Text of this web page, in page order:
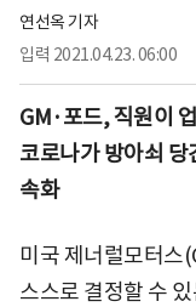
연선옥 기자
입력 2021.04.23. 06:00
GM·포드, 직원이
코로나가 방아쇠
속화
미국 제너럴모터스
스스로 결정할 수